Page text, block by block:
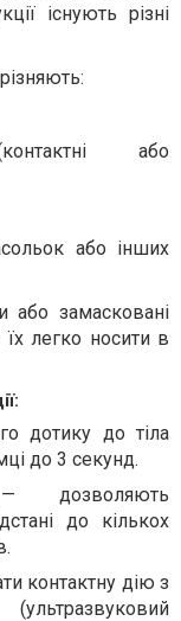
існують різні
або
або інших
або замасковані
легко носити в
дотику до тіла
до 3 секунд.
— дозволяють
до кількох
контактну дію з